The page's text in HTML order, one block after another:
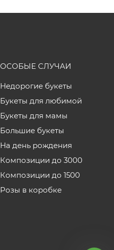
ОСОБЫЕ СЛУЧАИ
Недорогие букеты
Букеты для любимой
Букеты для мамы
Большие букеты
На день рождения
Композиции до 3000
Композиции до 1500
Розы в коробке